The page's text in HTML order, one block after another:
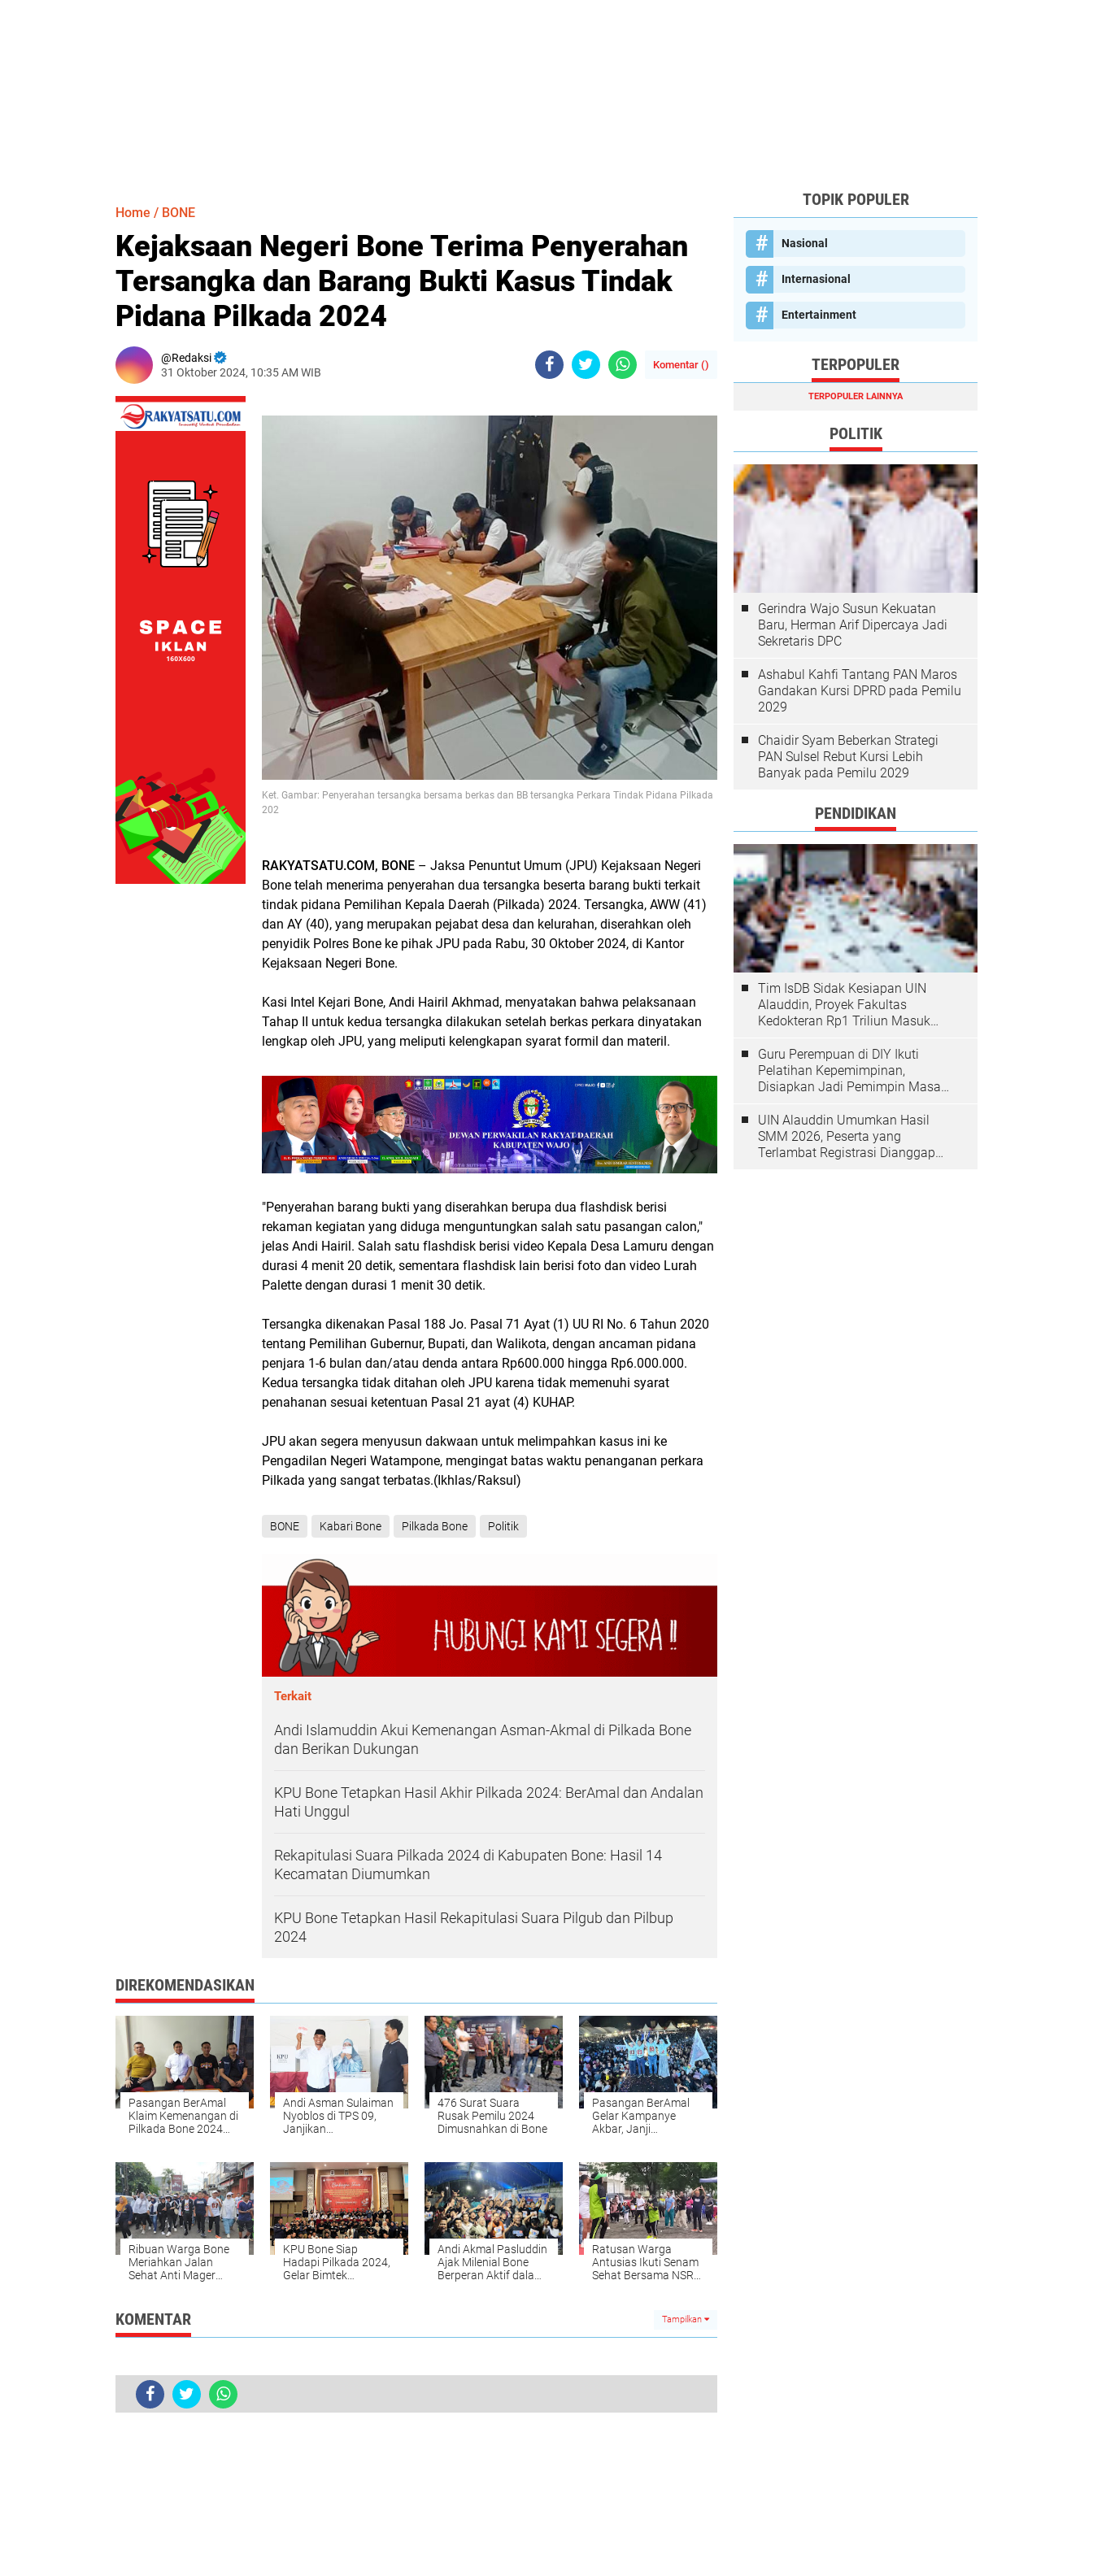
Home / BONE
Kejaksaan Negeri Bone Terima Penyerahan
Tersangka dan Barang Bukti Kasus Tindak
Pidana Pilkada 2024
Redaksi
31 Oktober 2024, 10:35 AM WIB
Komentar ()
Ket. Gambar: Penyerahan tersangka bersama berkas dan BB tersangka Perkara Tindak Pidana Pilkada
202
RAKYATSATU.COM, BONE – Jaksa Penuntut Umum (JPU) Kejaksaan Negeri
Bone telah menerima penyerahan dua tersangka beserta barang bukti terkait
tindak pidana Pemilihan Kepala Daerah (Pilkada) 2024. Tersangka, AWW (41)
dan AY (40), yang merupakan pejabat desa dan kelurahan, diserahkan oleh
penyidik Polres Bone ke pihak JPU pada Rabu, 30 Oktober 2024, di Kantor
Kejaksaan Negeri Bone.
Kasi Intel Kejari Bone, Andi Hairil Akhmad, menyatakan bahwa pelaksanaan
Tahap II untuk kedua tersangka dilakukan setelah berkas perkara dinyatakan
lengkap oleh JPU, yang meliputi kelengkapan syarat formil dan materil.
"Penyerahan barang bukti yang diserahkan berupa dua flashdisk berisi
rekaman kegiatan yang diduga menguntungkan salah satu pasangan calon,"
jelas Andi Hairil. Salah satu flashdisk berisi video Kepala Desa Lamuru dengan
durasi 4 menit 20 detik, sementara flashdisk lain berisi foto dan video Lurah
Palette dengan durasi 1 menit 30 detik.
Tersangka dikenakan Pasal 188 Jo. Pasal 71 Ayat (1) UU RI No. 6 Tahun 2020
tentang Pemilihan Gubernur, Bupati, dan Walikota, dengan ancaman pidana
penjara 1-6 bulan dan/atau denda antara Rp600.000 hingga Rp6.000.000.
Kedua tersangka tidak ditahan oleh JPU karena tidak memenuhi syarat
penahanan sesuai ketentuan Pasal 21 ayat (4) KUHAP.
JPU akan segera menyusun dakwaan untuk melimpahkan kasus ini ke
Pengadilan Negeri Watampone, mengingat batas waktu penanganan perkara
Pilkada yang sangat terbatas.(Ikhlas/Raksul)
BONE Kabari Bone Pilkada Bone Politik
Terkait
Andi Islamuddin Akui Kemenangan Asman-Akmal di Pilkada Bone
dan Berikan Dukungan
KPU Bone Tetapkan Hasil Akhir Pilkada 2024: BerAmal dan Andalan
Hati Unggul
Rekapitulasi Suara Pilkada 2024 di Kabupaten Bone: Hasil 14
Kecamatan Diumumkan
KPU Bone Tetapkan Hasil Rekapitulasi Suara Pilgub dan Pilbup
2024
DIREKOMENDASIKAN
Pasangan BerAmal
Klaim Kemenangan di
Pilkada Bone 2024
Andi Asman Sulaiman
Nyoblos di TPS 09,
Janjikan
476 Surat Suara
Rusak Pemilu 2024
Dimusnahkan di Bone
Pasangan BerAmal
Gelar Kampanye
Akbar, Janji
Ribuan Warga Bone
Meriahkan Jalan
Sehat Anti Mager
KPU Bone Siap
Hadapi Pilkada 2024,
Gelar Bimtek
Andi Akmal Pasluddin
Ajak Milenial Bone
Berperan Aktif dalam
Ratusan Warga
Antusias Ikuti Senam
Sehat Bersama NSR
KOMENTAR Tampilkan
TOPIK POPULER
Nasional
Internasional
Entertainment
TERPOPULER
TERPOPULER LAINNYA
POLITIK
Gerindra Wajo Susun Kekuatan
Baru, Herman Arif Dipercaya Jadi
Sekretaris DPC
Ashabul Kahfi Tantang PAN Maros
Gandakan Kursi DPRD pada Pemilu
2029
Chaidir Syam Beberkan Strategi
PAN Sulsel Rebut Kursi Lebih
Banyak pada Pemilu 2029
PENDIDIKAN
Tim IsDB Sidak Kesiapan UIN
Alauddin, Proyek Fakultas
Kedokteran Rp1 Triliun Masuk
Guru Perempuan di DIY Ikuti
Pelatihan Kepemimpinan,
Disiapkan Jadi Pemimpin Masa
UIN Alauddin Umumkan Hasil
SMM 2026, Peserta yang
Terlambat Registrasi Dianggap